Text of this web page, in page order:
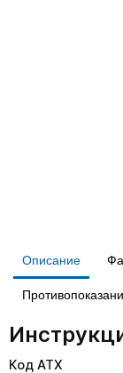
Описание
Код АТХ